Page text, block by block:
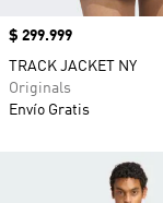
Precio
$ 299.999
TRACK JACKET NY
Originals
Envío Gratis